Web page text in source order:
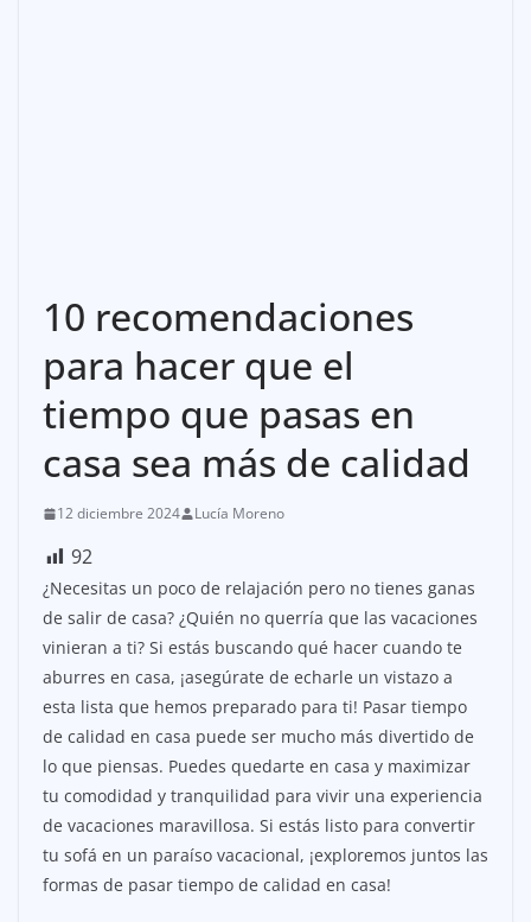
10 recomendaciones
para hacer que el
tiempo que pasas en
casa sea más de calidad
12 diciembre 2024 Lucía Moreno
92
¿Necesitas un poco de relajación pero no tienes ganas
de salir de casa? ¿Quién no querría que las vacaciones
vinieran a ti? Si estás buscando qué hacer cuando te
aburres en casa, ¡asegúrate de echarle un vistazo a
esta lista que hemos preparado para ti! Pasar tiempo
de calidad en casa puede ser mucho más divertido de
lo que piensas. Puedes quedarte en casa y maximizar
tu comodidad y tranquilidad para vivir una experiencia
de vacaciones maravillosa. Si estás listo para convertir
tu sofá en un paraíso vacacional, ¡exploremos juntos las
formas de pasar tiempo de calidad en casa!